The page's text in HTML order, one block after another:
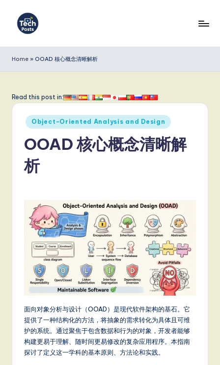
e
P
C
hi
Home » OOAD 核心概念清晰解析
Read this post in:
Posted
in
Object-Oriented Analysis and Design
OOAD 核心概念清晰解
析
面向对象分析与设计（OOAD）是现代软件架构的基石。它
提供了一种结构化的方法，将抽象的需求转化为具体且可维
护的系统。通过聚焦于包含数据和行为的对象，开发者能够
构建更易于理解、随时间更易修改的复杂应用程序。本指南
探讨了定义这一学科的基本原则、方法论和实践。